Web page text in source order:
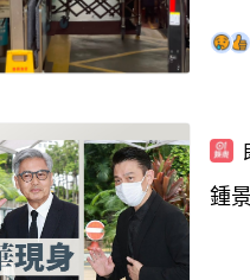
鍾